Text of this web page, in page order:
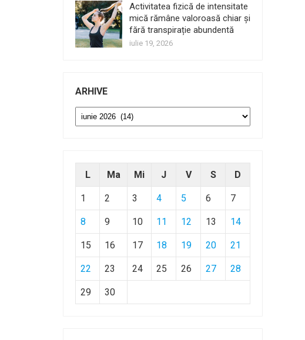
Activitatea fizică de intensitate
mică rămâne valoroasă chiar și
fără transpirație abundentă
iulie 19, 2026
ARHIVE
Arhive
L Ma Mi J V S D
1 2 3 4 5 6 7
8 9 10 11 12 13 14
15 16 17 18 19 20 21
22 23 24 25 26 27 28
29 30